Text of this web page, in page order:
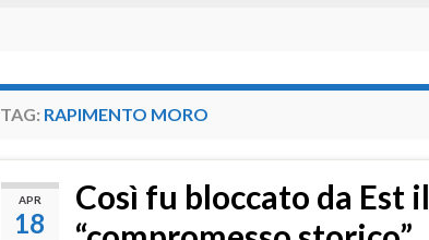
TAG: RAPIMENTO MORO
APR
18
Così fu bloccato da Est il